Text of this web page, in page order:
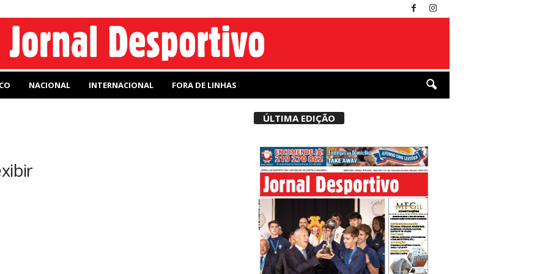
NACIONAL INTERNACIONAL FORA DE LINHAS
ÚLTIMA EDIÇÃO